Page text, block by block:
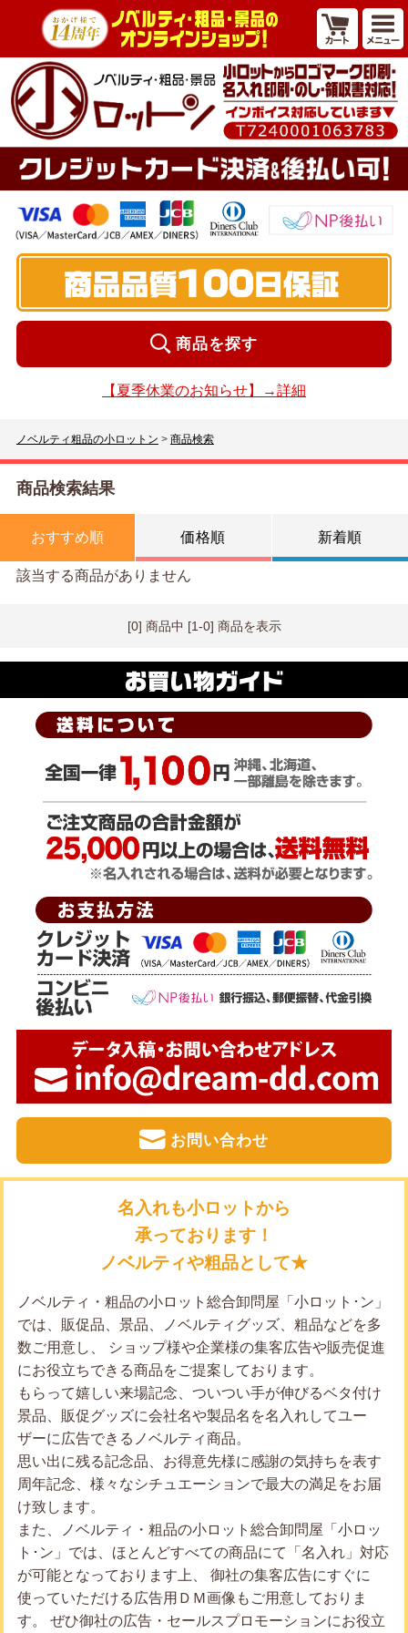
商品を探す
【夏季休業のお知らせ】→詳細
ノベルティ粗品の小ロットン > 商品検索
商品検索結果
おすすめ順 価格順 新着順
該当する商品がありません
[0] 商品中 [1-0] 商品を表示
お問い合わせ
名入れも小ロットから
承っております！
ノベルティや粗品として★
ノベルティ・粗品の小ロット総合卸問屋「小ロット･ン」
では、販促品、景品、ノベルティグッズ、粗品などを多
数ご用意し、 ショップ様や企業様の集客広告や販売促進
にお役立ちできる商品をご提案しております。
もらって嬉しい来場記念、ついつい手が伸びるベタ付け
景品、販促グッズに会社名や製品名を名入れしてユー
ザーに広告できるノベルティ商品。
思い出に残る記念品、お得意先様に感謝の気持ちを表す
周年記念、様々なシチュエーションで最大の満足をお届
け致します。
また、ノベルティ・粗品の小ロット総合卸問屋「小ロッ
ト･ン」では、ほとんどすべての商品にて「名入れ」対応
が可能となっております上、 御社の集客広告にすぐに
使っていただける広告用ＤＭ画像もご用意しておりま
す。 ぜひ御社の広告・セールスプロモーションにお役立